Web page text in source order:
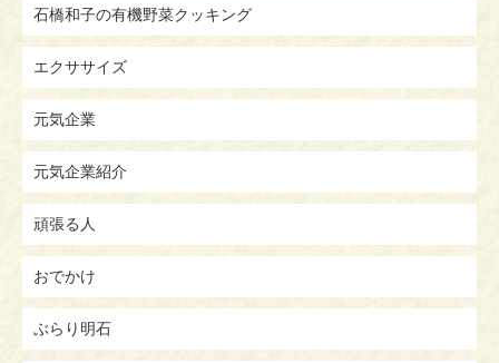
石橋和子の有機野菜クッキング
エクササイズ
元気企業
元気企業紹介
頑張る人
おでかけ
ぶらり明石